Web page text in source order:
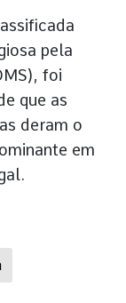
pela
foi
que as
deram o
em